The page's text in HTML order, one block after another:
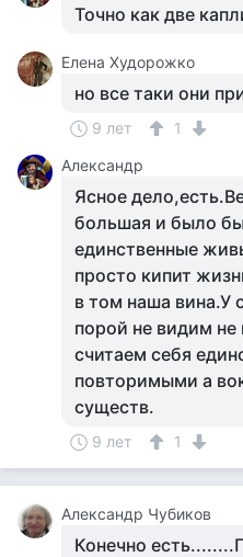
Точно как две
Елена Худорожко
но все таки они
9 лет
1
Александр
Ясное
большая и было
единственные
просто кипит
в том наша вина.У
порой не видим не
считаем себя
повторимыми а
существ.
9 лет 1
Александр Чубиков
Конечно